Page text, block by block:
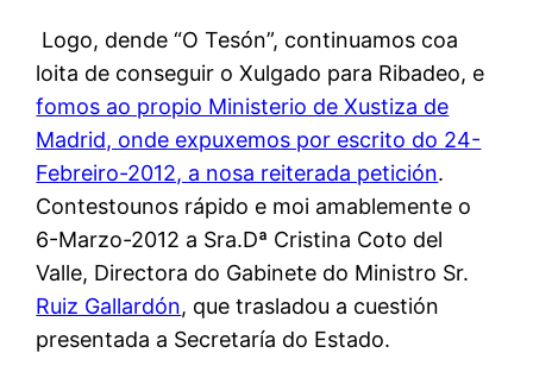
Logo, dende “O Tesón”, continuamos coa
loita de conseguir o Xulgado para Ribadeo, e
fomos ao propio Ministerio de Xustiza de
Madrid, onde expuxemos por escrito do 24-
Febreiro-2012, a nosa reiterada petición.
Contestounos rápido e moi amablemente o
6-Marzo-2012 a Sra.Dª Cristina Coto del
Valle, Directora do Gabinete do Ministro Sr.
Ruiz Gallardón, que trasladou a cuestión
presentada a Secretaría do Estado.